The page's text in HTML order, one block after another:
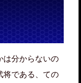
分からないの
将である、ての